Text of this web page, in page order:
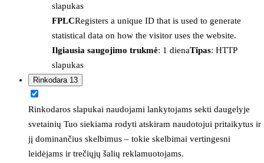
slapukas
FPLCRegisters a unique ID that is used to generate
statistical data on how the visitor uses the website.
Ilgiausia saugojimo trukmė: 1 dienaTipas: HTTP
slapukas
Rinkodara 13
Rinkodaros slapukai naudojami lankytojams sekti daugelyje
svetainių Tuo siekiama rodyti atskiram naudotojui pritaikytus ir
jį dominančius skelbimus – tokie skelbimai vertingesni
leidėjams ir trečiųjų šalių reklamuotojams.